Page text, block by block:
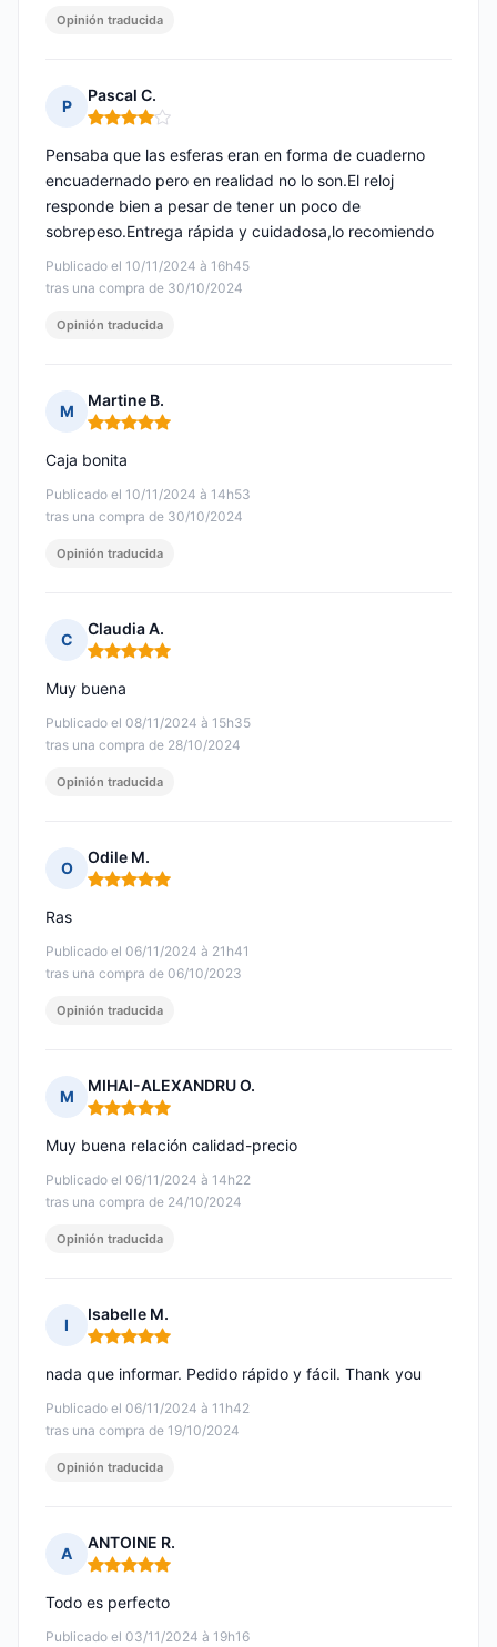
Opinión traducida
P
Pascal C.
Nota: 4 de 5
Publicado el 10/11/2024 à 16h45
tras una compra de 30/10/2024
Pensaba que las esferas eran en forma de cuaderno
encuadernado pero en realidad no lo son.El reloj
responde bien a pesar de tener un poco de
sobrepeso.Entrega rápida y cuidadosa,lo recomiendo
Opinión traducida
M
Martine B.
Nota: 5 de 5
Publicado el 10/11/2024 à 14h53
tras una compra de 30/10/2024
Caja bonita
Opinión traducida
C
Claudia A.
Nota: 5 de 5
Publicado el 08/11/2024 à 15h35
tras una compra de 28/10/2024
Muy buena
Opinión traducida
O
Odile M.
Nota: 5 de 5
Publicado el 06/11/2024 à 21h41
tras una compra de 06/10/2023
Ras
Opinión traducida
M
MIHAI-ALEXANDRU O.
Nota: 5 de 5
Publicado el 06/11/2024 à 14h22
tras una compra de 24/10/2024
Muy buena relación calidad-precio
Opinión traducida
I
Isabelle M.
Nota: 5 de 5
Publicado el 06/11/2024 à 11h42
tras una compra de 19/10/2024
nada que informar. Pedido rápido y fácil. Thank you
Opinión traducida
A
ANTOINE R.
Nota: 5 de 5
Publicado el 03/11/2024 à 19h16
Todo es perfecto